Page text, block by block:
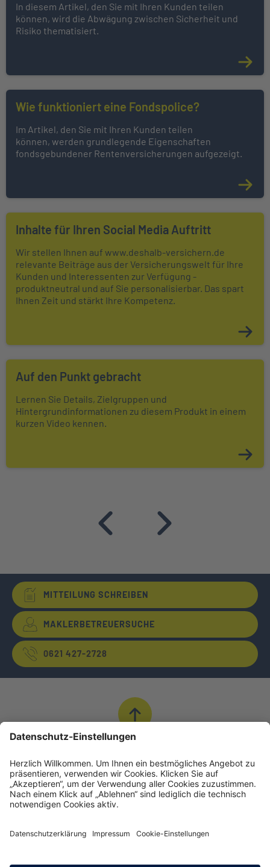
In diesem Artikel, den Sie mit Ihren Kunden teilen
können, wird die Abwägung zwischen Sicherheit und
Risiko thematisiert.
Wie funktioniert eine Fondspolice?
Im Artikel, den Sie mit Ihren Kunden teilen
können, werden grundlegende Eigenschaften
fondsgebundener Rentenversicherungen aufgezeigt.
Inhalte für Ihren Social Media Auftritt
Wir stellen Ihnen auf www.deshalb-versichern.de
relevante Beiträge aus der Versicherungswelt für Ihre
Kunden und Interessenten zur Verfügung -
produktneutral und auf Sie personalisierbar. Das spart
Ihnen Zeit und stärkt Ihre Kompetenz.
Auf den Punkt gebracht
Lernen Sie Details, Zielgruppen und
Hintergrundinformationen zu diesem Produkt in einem
kurzen Video kennen.
MITTEILUNG SCHREIBEN
MAKLERBETREUERSUCHE
0621 427-2728
Nach Oben
© INTER Versicherungsgruppe
Impressum